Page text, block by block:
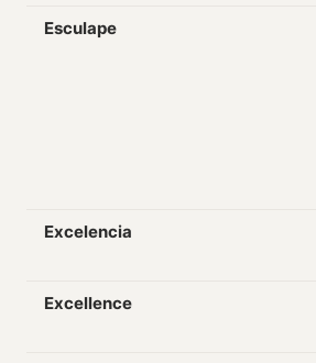
Esculape
Excelencia
Excellence